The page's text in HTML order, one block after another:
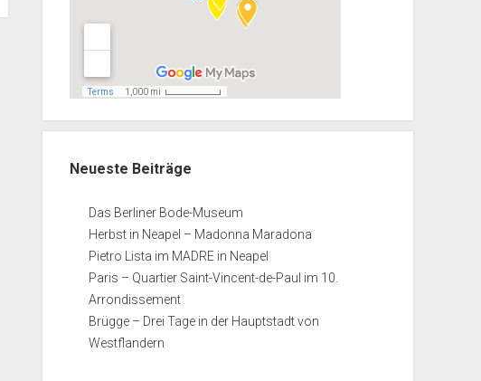
Neueste Beiträge
Das Berliner Bode-Museum
Herbst in Neapel – Madonna Maradona
Pietro Lista im MADRE in Neapel
Paris – Quartier Saint-Vincent-de-Paul im 10.
Arrondissement
Brügge – Drei Tage in der Hauptstadt von
Westflandern